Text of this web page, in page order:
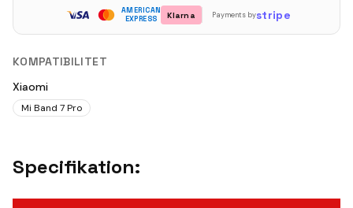
AMERICAN
EXPRESS
Klarna Payments bystripe
KOMPATIBILITET
Xiaomi
Mi Band 7 Pro
Specifikation: